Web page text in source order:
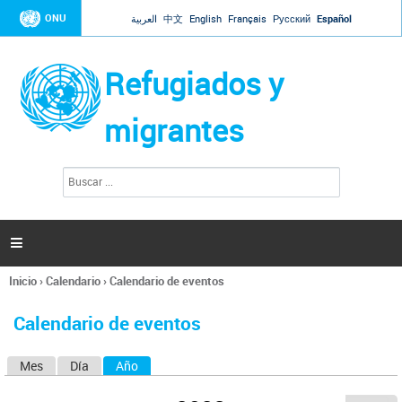
Jump to navigation
ONU العربية 中文 English Français Русский Español
Refugiados y
migrantes
l
s

Se
usted
Inicio›Calendario›Calendario de eventos
Calendario de eventos
Mes Día Año